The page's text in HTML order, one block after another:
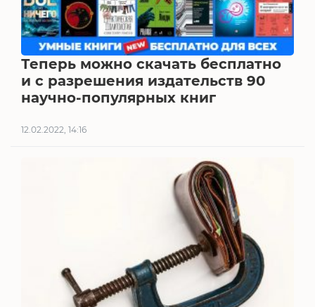
Теперь можно скачать бесплатно
и с разрешения издательств 90
научно-популярных книг
12.02.2022, 14:16